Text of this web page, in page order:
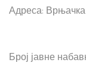
Адреса:
Број јавне